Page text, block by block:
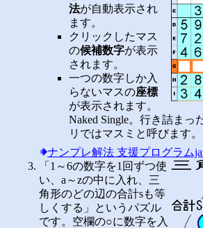
法が自動表示され
ます。
クリックしたマス
の候補数字が表示
されます。
一つの数字しか入
らないマスの座標
が表示されます。
Naked Single。行き詰まっ
リではマスミと呼びます。
ナンプレ解法 支援プログラム
「1～6の数字を1回ずつ使
い、a～zの中に入れ、三
角形のどの辺の合計sも等
しくする」というパズル
です。空欄の○に数字を入